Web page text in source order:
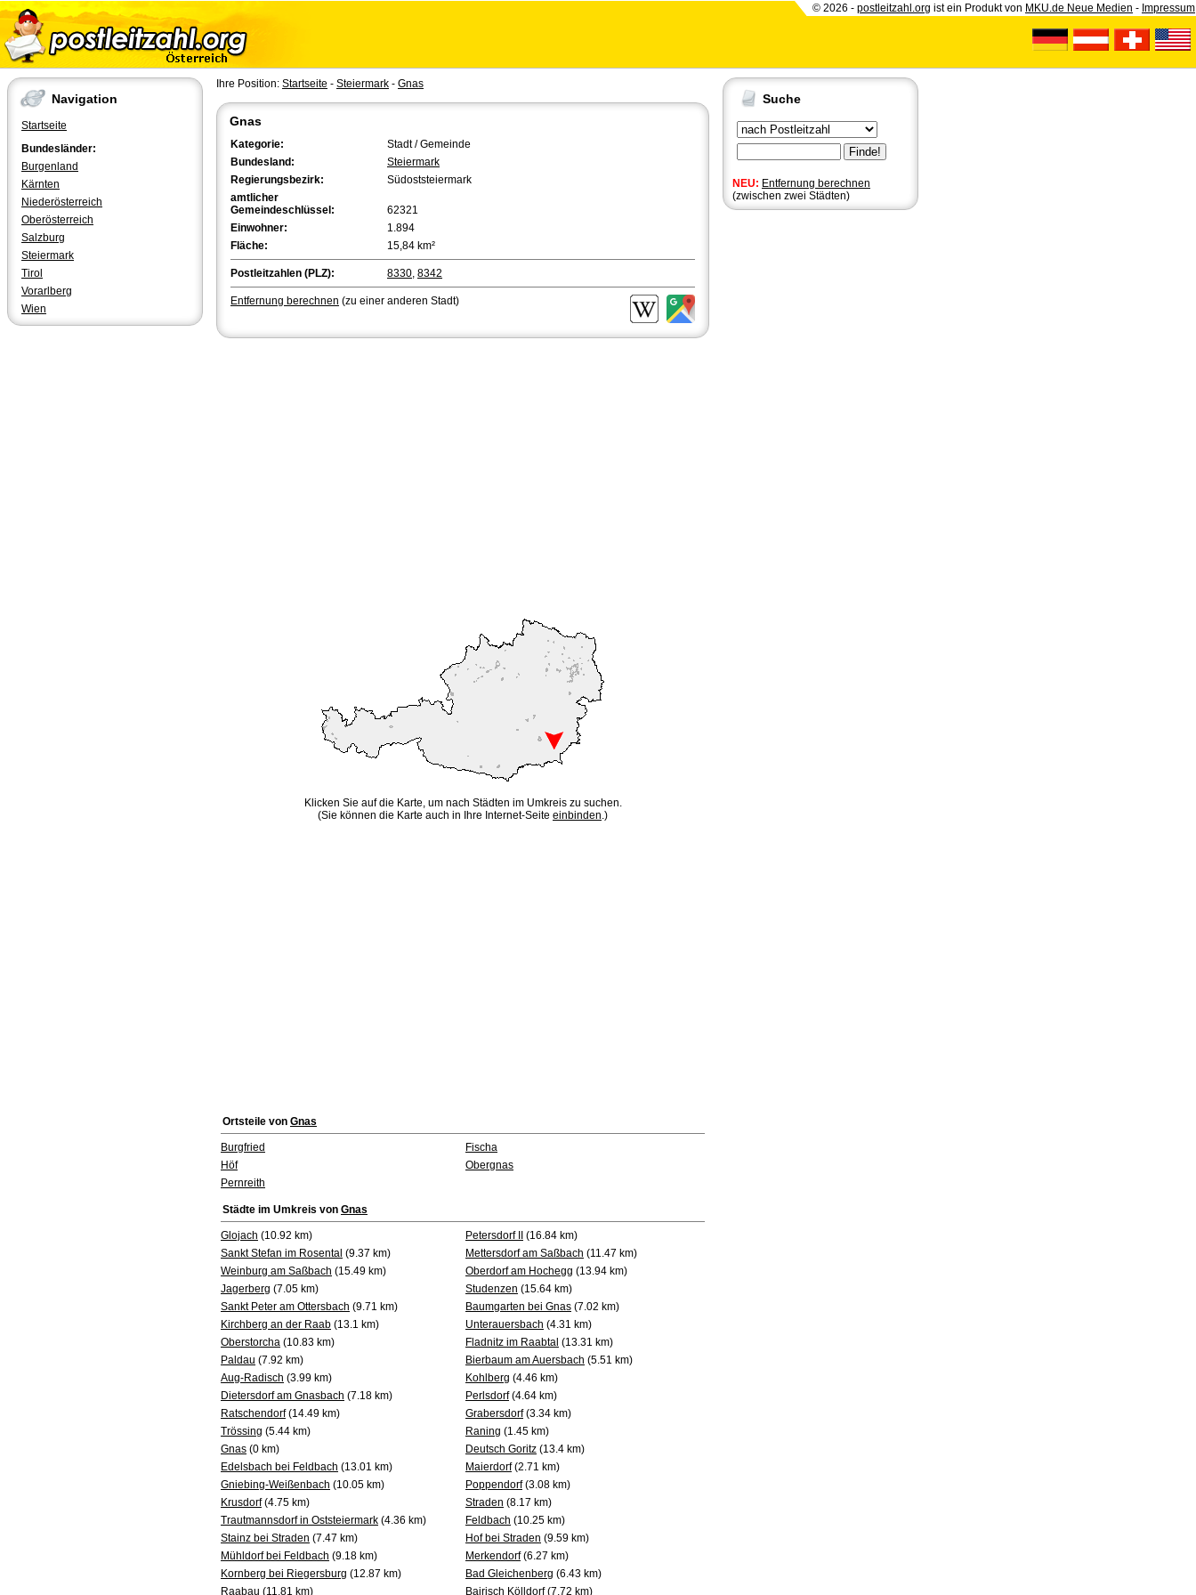
© 2026 - postleitzahl.org ist ein Produkt von MKU.de Neue Medien - Impressum
Navigation
Startseite
Bundesländer:
Burgenland
Kärnten
Niederösterreich
Oberösterreich
Salzburg
Steiermark
Tirol
Vorarlberg
Wien
Suche
NEU: Entfernung berechnen
(zwischen zwei Städten)
Ihre Position: Startseite - Steiermark - Gnas
Gnas
Kategorie:
Stadt / Gemeinde
Bundesland:
Steiermark
Regierungsbezirk:
Südoststeiermark
amtlicher
Gemeindeschlüssel:
62321
Einwohner:
1.894
Fläche:
15,84 km²
Postleitzahlen (PLZ): 8330, 8342
Entfernung berechnen (zu einer anderen Stadt)
Klicken Sie auf die Karte, um nach Städten im Umkreis zu suchen.
(Sie können die Karte auch in Ihre Internet-Seite einbinden.)
Ortsteile von Gnas
Burgfried
Fischa
Höf
Obergnas
Pernreith
Städte im Umkreis von Gnas
Glojach (10.92 km) Petersdorf II
(16.84 km)
Sankt Stefan im Rosental (9.37 km) Mettersdorf am Saßbach (11.47 km)
Weinburg am Saßbach (15.49 km) Oberdorf am Hochegg (13.94 km)
Jagerberg (7.05 km) Studenzen (15.64 km)
Sankt Peter am Ottersbach (9.71 km) Baumgarten bei Gnas (7.02 km)
Kirchberg an der Raab (13.1 km) Unterauersbach (4.31 km)
Oberstorcha (10.83 km) Fladnitz im Raabtal (13.31 km)
Paldau (7.92 km) Bierbaum am Auersbach (5.51 km)
Aug-Radisch (3.99 km) Kohlberg (4.46 km)
Dietersdorf am Gnasbach (7.18 km) Perlsdorf(4.64 km)
Ratschendorf(14.49 km) Grabersdorf(3.34 km)
Trössing (5.44 km) Raning (1.45 km)
Gnas (0 km) Deutsch Goritz (13.4 km)
Edelsbach bei Feldbach (13.01 km) Maierdorf(2.71 km)
Gniebing-Weißenbach (10.05 km) Poppendorf(3.08 km)
Krusdorf(4.75 km) Straden (8.17 km)
Trautmannsdorf in Oststeiermark (4.36 km) Feldbach (10.25 km)
Stainz bei Straden (7.47 km) Hof bei Straden (9.59 km)
Mühldorf bei Feldbach (9.18 km) Merkendorf(6.27 km)
Kornberg bei Riegersburg (12.87 km) Bad Gleichenberg (6.43 km)
Raabau (11.81 km) Bairisch Kölldorf(7.72 km)